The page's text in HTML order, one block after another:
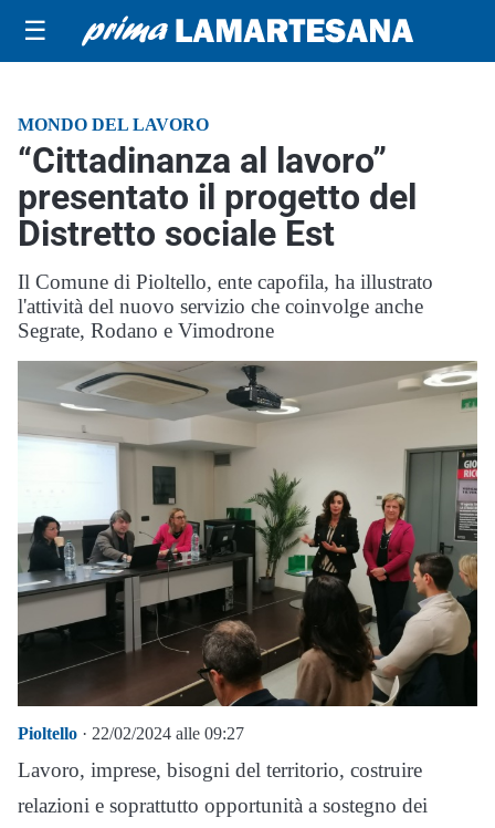
☰
MONDO DEL LAVORO
“Cittadinanza al lavoro”
presentato il progetto del
Distretto sociale Est
Il Comune di Pioltello, ente capofila, ha illustrato
l'attività del nuovo servizio che coinvolge anche
Segrate, Rodano e Vimodrone
Pioltello · 22/02/2024 alle 09:27
Lavoro, imprese, bisogni del territorio, costruire
relazioni e soprattutto opportunità a sostegno dei